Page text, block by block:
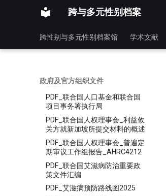
跨与多元性别档案
跨性别与多元性别档案馆 学术文献
政府及官方组织文件
PDF_情况介绍平等和不歧视_-
_ohchr
PDF_男同性恋双性恋跨性别者
和双性人的暴力和歧视
_进展
PDF_联合国人口基金和联合国
项目事务署执行局
PDF_联合国人权理事会_利益攸
关方就新加坡所提交材料的概述
PDF_联合国人权理事会_普遍定
期审议工作组报告_AHRC4212
PDF_联合国艾滋病防治重要政
策文件汇编
PDF_艾滋病预防路线图2025